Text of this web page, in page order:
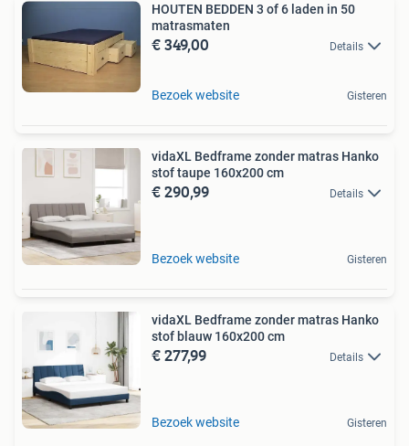
HOUTEN BEDDEN 3 of 6 laden in 50
matrasmaten
€ 349,00 Details
Bezoek website Gisteren
vidaXL Bedframe zonder matras Hanko
stof taupe 160x200 cm
€ 290,99 Details
Bezoek website Gisteren
vidaXL Bedframe zonder matras Hanko
stof blauw 160x200 cm
€ 277,99 Details
Bezoek website Gisteren